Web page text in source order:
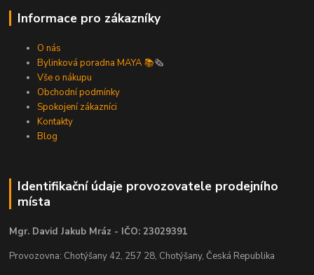
Informace pro zákazníky
O nás
Bylinková poradna MAYA 📚🗞️
Vše o nákupu
Obchodní podmínky
Spokojení zákazníci
Kontakty
Blog
Identifikační údaje provozovatele prodejního
místa
Mgr. David Jakub Mráz - IČO: 23029391
Provozovna: Chotýšany 42, 257 28, Chotýšany, Česká Republika